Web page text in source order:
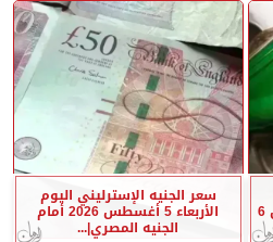
الطبيعي في مصر اليوم الخميس 6
سعر الجنيه الإسترليني اليوم
الأربعاء 5 أغسطس 2026 أمام
الجنيه المصري|...